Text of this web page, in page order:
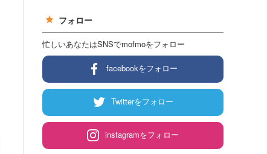
フォロー
忙しいあなたはSNSでmofmoをフォロー
facebookをフォロー
Twitterをフォロー
instagramをフォロー